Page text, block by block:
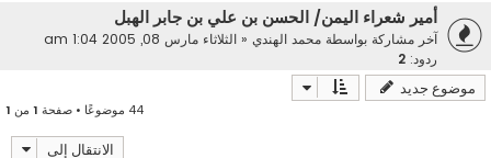
أمير شعراء اليمن/ الحسن بن علي بن جابر الهبل
آخر مشاركة بواسطة محمد الهندي « الثلاثاء مارس 08, 2005 1:04 am
ردود: 2
موضوع جديد
44 موضوعًا • صفحة 1 من 1
الانتقال إلى